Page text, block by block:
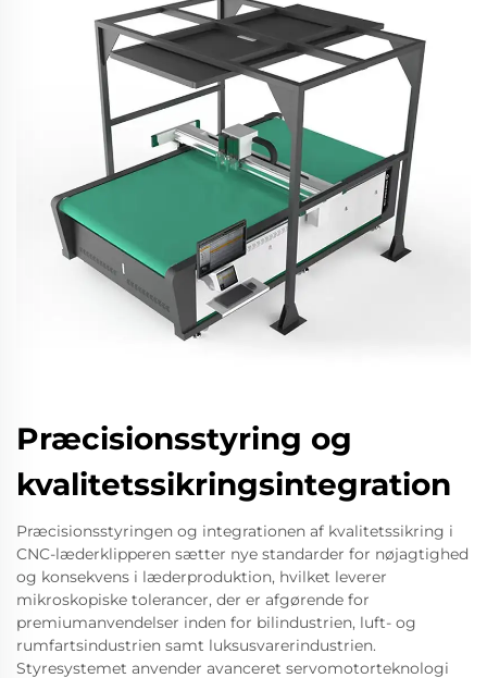
Præcisionsstyring og
kvalitetssikringsintegration
Præcisionsstyringen og integrationen af kvalitetssikring i
CNC-læderklipperen sætter nye standarder for nøjagtighed
og konsekvens i læderproduktion, hvilket leverer
mikroskopiske tolerancer, der er afgørende for
premiumanvendelser inden for bilindustrien, luft- og
rumfartsindustrien samt luksusvarerindustrien.
Styresystemet anvender avanceret servomotorteknologi